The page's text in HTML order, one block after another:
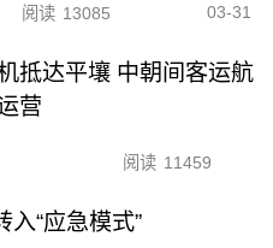
阅读 13085 03-31
抵达平壤 中朝间客运航
营
阅读 11459
“应急模式”